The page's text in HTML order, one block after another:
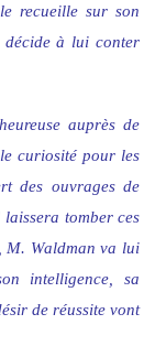
recueille sur son
décide à lui conter
auprès de
curiosité pour les
des ouvrages de
tomber ces
M. Waldman va lui
intelligence, sa
de réussite vont